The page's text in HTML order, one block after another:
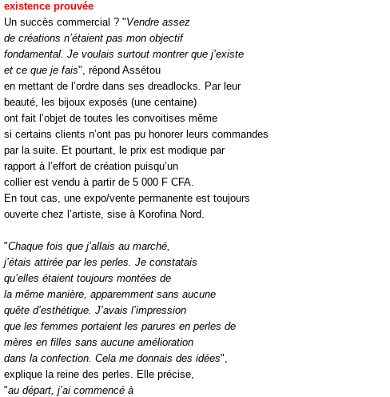
existence prouvée
Un succès commercial ? "Vendre assez
de créations n’étaient pas mon objectif
fondamental. Je voulais surtout montrer que j’existe
et ce que je fais", répond Assétou
en mettant de l’ordre dans ses dreadlocks. Par leur
beauté, les bijoux exposés (une centaine)
ont fait l’objet de toutes les convoitises même
si certains clients n’ont pas pu honorer leurs commandes
par la suite. Et pourtant, le prix est modique par
rapport à l’effort de création puisqu’un
collier est vendu à partir de 5 000 F CFA.
En tout cas, une expo/vente permanente est toujours
ouverte chez l’artiste, sise à Korofina Nord.
"Chaque fois que j’allais au marché,
j’étais attirée par les perles. Je constatais
qu’elles étaient toujours montées de
la même manière, apparemment sans aucune
quête d’esthétique. J’avais l’impression
que les femmes portaient les parures en perles de
mères en filles sans aucune amélioration
dans la confection. Cela me donnais des idées",
explique la reine des perles. Elle précise,
"au départ, j’ai commencé à